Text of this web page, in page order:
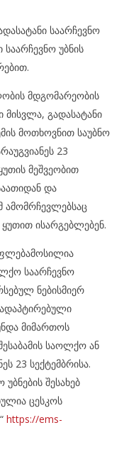
საარჩევნო
უბნის
მდგომარეობის
მისვლა, გადასატანი
მოთხოვნით საუბნო
23
მეშვეობით
და
ამომრჩევლებსაც
ისარგებლებენ.
საარჩევნო
ნებისმიერ
მიმართოს
საოლქო ან
23 სექტემბრისა.
შესახებ
ცესკოს
https://ems-